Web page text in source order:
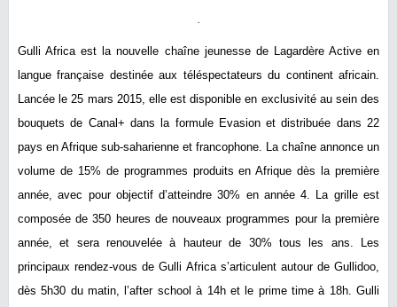
Gulli Africa est la nouvelle chaîne jeunesse de Lagardère Active en
langue française destinée aux téléspectateurs du continent africain.
Lancée le 25 mars 2015, elle est disponible en exclusivité au sein des
bouquets de Canal+ dans la formule Evasion et distribuée dans 22
pays en Afrique sub-saharienne et francophone. La chaîne annonce un
volume de 15% de programmes produits en Afrique dès la première
année, avec pour objectif d’atteindre 30% en année 4. La grille est
composée de 350 heures de nouveaux programmes pour la première
année, et sera renouvelée à hauteur de 30% tous les ans. Les
principaux rendez-vous de Gulli Africa s’articulent autour de Gullidoo,
dès 5h30 du matin, l’after school à 14h et le prime time à 18h. Gulli